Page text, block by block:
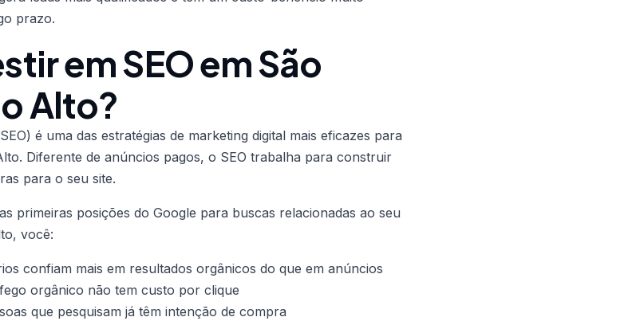
prazo.
em SEO em São
Alto?
é uma das estratégias de marketing digital mais eficazes para
Diferente de anúncios pagos, o SEO trabalha para construir
para o seu site.
primeiras posições do Google para buscas relacionadas ao seu
você:
confiam mais em resultados orgânicos do que em anúncios
orgânico não tem custo por clique
que pesquisam já têm intenção de compra